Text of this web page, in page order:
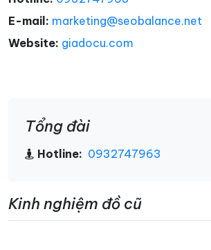
E-mail: marketing@seobalance.net
Website: giadocu.com
Tổng đài
Hotline: 0932747963
Kinh nghiệm đồ cũ